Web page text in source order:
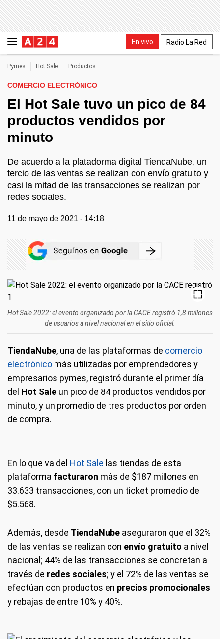
En vivo Radio La Red
Pymes Hot Sale Productos
COMERCIO ELECTRÓNICO
El Hot Sale tuvo un pico de 84
productos vendidos por
minuto
De acuerdo a la platadorma digital TiendaNube, un
tercio de las ventas se realizan con envío gratuito y
casi la mitad de las transacciones se realizan por
redes sociales.
11 de mayo de 2021 - 14:18
Hot Sale 2022: el evento organizado por la CACE registró 1,8 millones
de usuarios a nivel nacional en el sitio oficial.
TiendaNube, una de las plataformas de comercio
electrónico más utilizadas por emprendedores y
empresarios pymes, registró durante el primer día
del Hot Sale un pico de 84 productos vendidos por
minuto, y un promedio de tres productos por orden
de compra.
En lo que va del Hot Sale las tiendas de esta
plataforma facturaron más de $187 millones en
33.633 transacciones, con un ticket promedio de
$5.568.
Además, desde TiendaNube aseguraron que el 32%
de las ventas se realizan con envío gratuito a nivel
nacional; 44% de las transacciones se concretan a
través de redes sociales; y el 72% de las ventas se
efectúan con productos en precios promocionales
y rebajas de entre 10% y 40%.